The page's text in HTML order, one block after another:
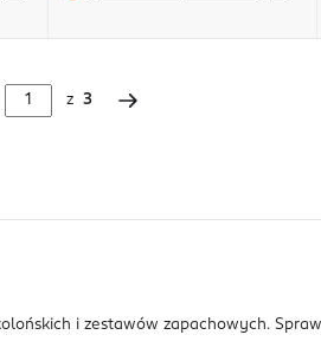
z 3
i zestawów zapachowych.